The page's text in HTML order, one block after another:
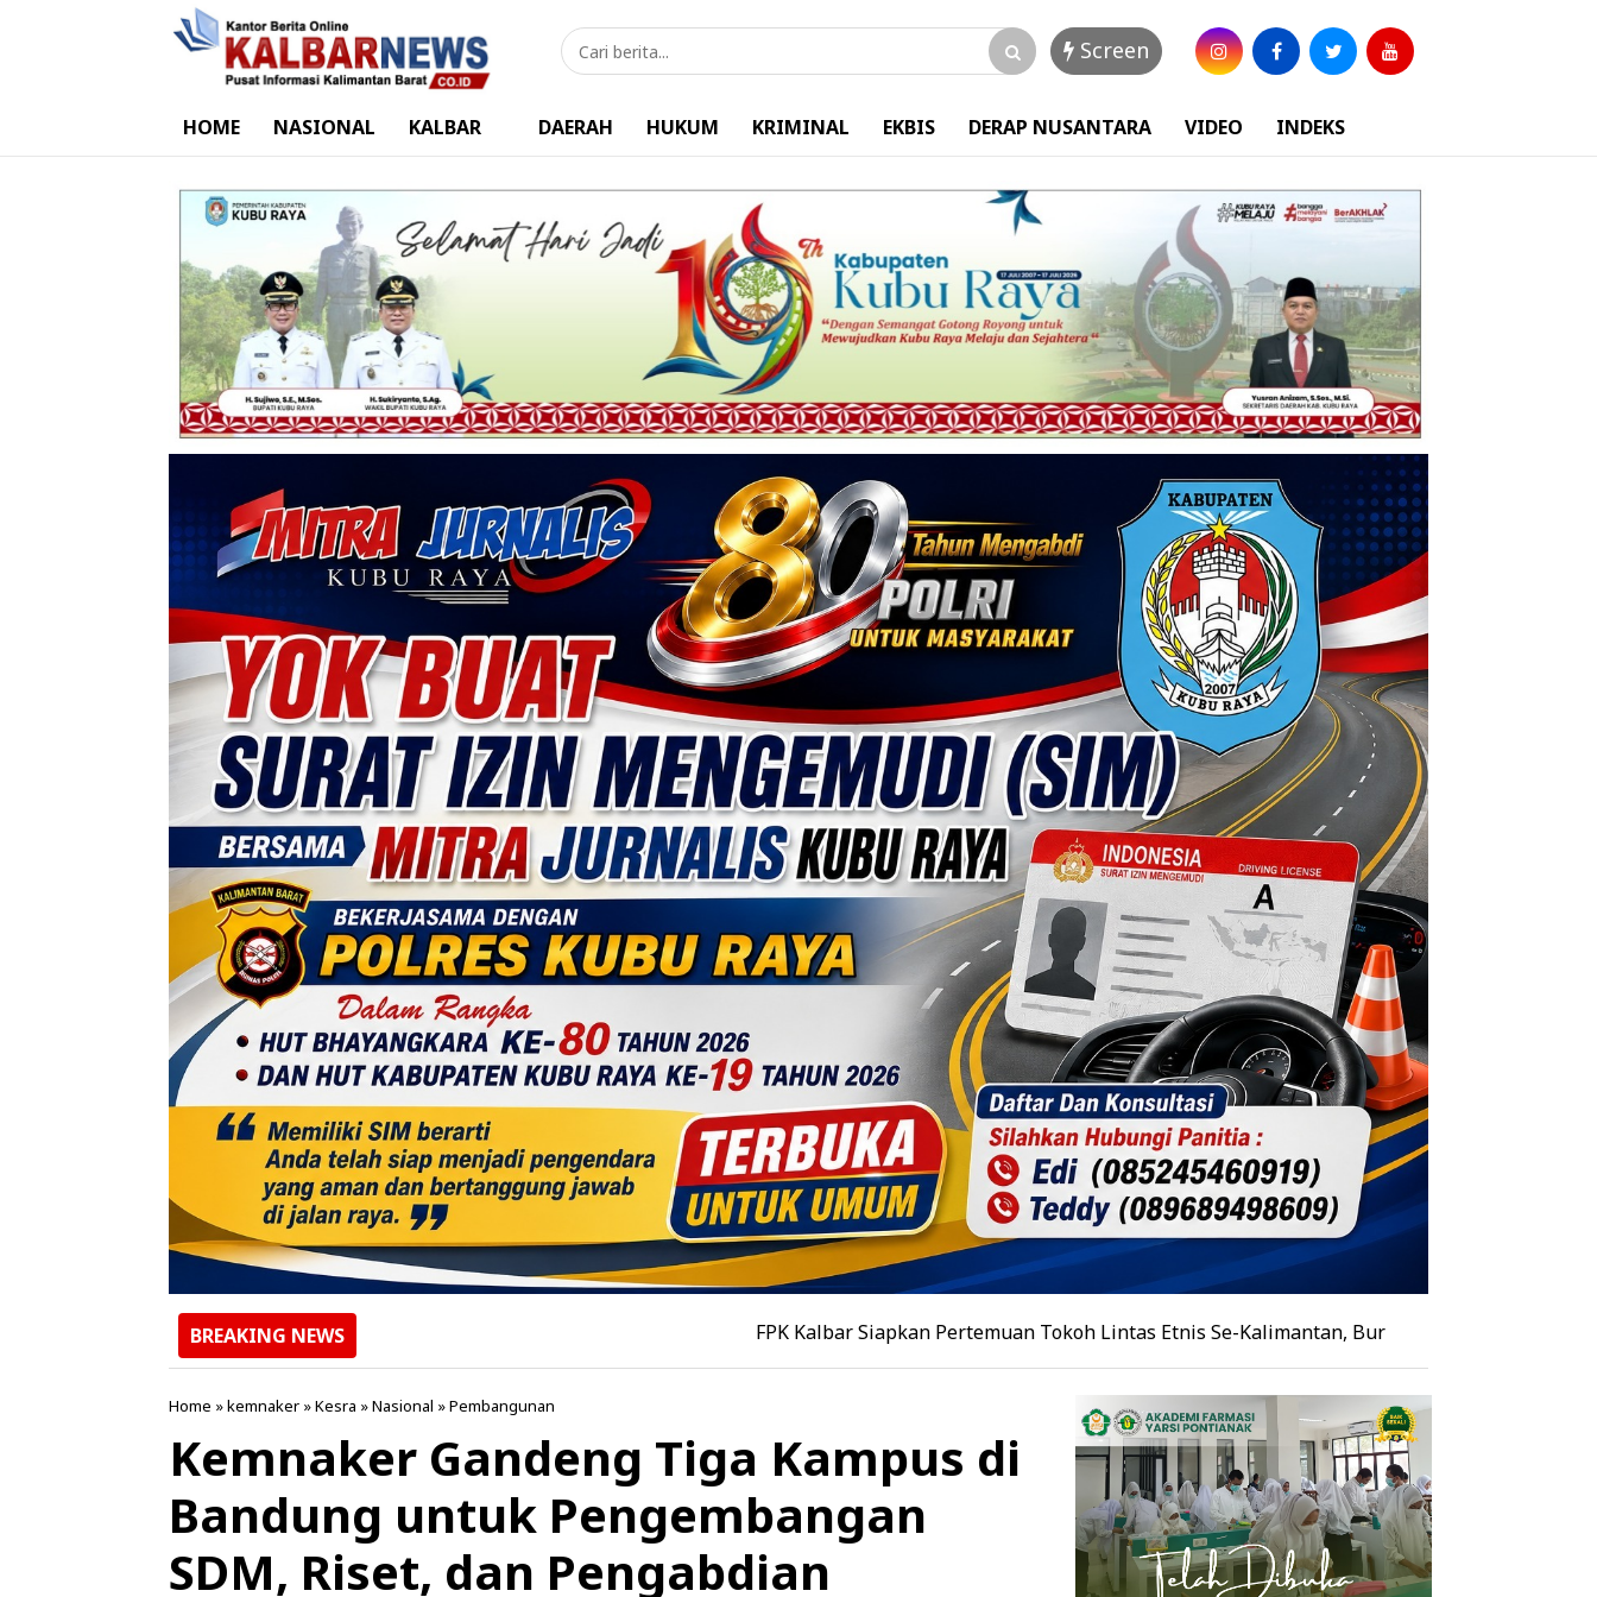
Screen
HOME NASIONAL KALBAR DAERAH HUKUM KRIMINAL EKBIS DERAP NUSANTARA VIDEO INDEKS
BREAKING NEWS FPK Kalbar Siapkan Pertemuan Tokoh Lintas Etnis Se-Kalimantan, Burhanudin Ahad Paparkan Agenda
Home »kemnaker »Kesra »Nasional »Pembangunan
Kemnaker Gandeng Tiga Kampus di
Bandung untuk Pengembangan
SDM, Riset, dan Pengabdian